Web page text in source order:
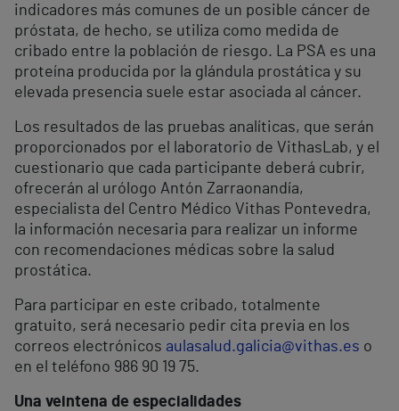
indicadores más comunes de un posible cáncer de
próstata, de hecho, se utiliza como medida de
cribado entre la población de riesgo. La PSA es una
proteína producida por la glándula prostática y su
elevada presencia suele estar asociada al cáncer.
Los resultados de las pruebas analíticas, que serán
proporcionados por el laboratorio de VithasLab, y el
cuestionario que cada participante deberá cubrir,
ofrecerán al urólogo Antón Zarraonandía,
especialista del Centro Médico Vithas Pontevedra,
la información necesaria para realizar un informe
con recomendaciones médicas sobre la salud
prostática.
Para participar en este cribado, totalmente
gratuito, será necesario pedir cita previa en los
correos electrónicos aulasalud.galicia@vithas.es o
en el teléfono 986 90 19 75.
Una veintena de especialidades